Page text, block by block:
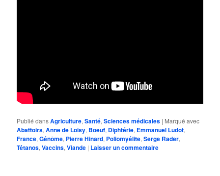
Publié dansAgriculture,Santé,Sciences médicales | Marqué avec
Abattoirs,Anne de Loisy, Boeuf, Diphtérie, Emmanuel Ludot,
France,Génôme, Pierre Hinard, Poliomyélite,Serge Rader,
Tétanos,Vaccins,Viande | Laisser un commentaire